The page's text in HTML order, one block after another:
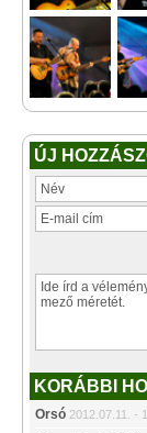
ÚJ
KORÁBBI
Orsó 2012.07.11. -